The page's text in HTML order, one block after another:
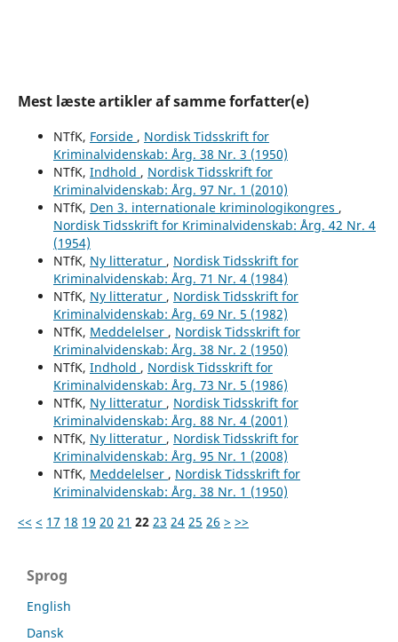
Mest læste artikler af samme forfatter(e)
NTfK, Forside , Nordisk Tidsskrift for
Kriminalvidenskab: Årg. 38 Nr. 3 (1950)
NTfK, Indhold , Nordisk Tidsskrift for
Kriminalvidenskab: Årg. 97 Nr. 1 (2010)
NTfK, Den 3. internationale kriminologikongres ,
Nordisk Tidsskrift for Kriminalvidenskab: Årg. 42 Nr. 4
(1954)
NTfK, Ny litteratur , Nordisk Tidsskrift for
Kriminalvidenskab: Årg. 71 Nr. 4 (1984)
NTfK, Ny litteratur , Nordisk Tidsskrift for
Kriminalvidenskab: Årg. 69 Nr. 5 (1982)
NTfK, Meddelelser , Nordisk Tidsskrift for
Kriminalvidenskab: Årg. 38 Nr. 2 (1950)
NTfK, Indhold , Nordisk Tidsskrift for
Kriminalvidenskab: Årg. 73 Nr. 5 (1986)
NTfK, Ny litteratur , Nordisk Tidsskrift for
Kriminalvidenskab: Årg. 88 Nr. 4 (2001)
NTfK, Ny litteratur , Nordisk Tidsskrift for
Kriminalvidenskab: Årg. 95 Nr. 1 (2008)
NTfK, Meddelelser , Nordisk Tidsskrift for
Kriminalvidenskab: Årg. 38 Nr. 1 (1950)
<< < 17 18 19 20 21 22 23 24 25 26 > >>
Sprog
English
Dansk